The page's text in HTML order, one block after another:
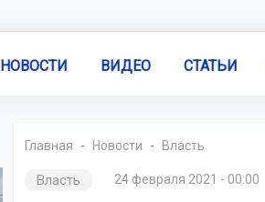
НОВОСТИ ВИДЕО СТАТЬИ
Главная Новости Власть
Власть 24 февраля 2021 - 00:00